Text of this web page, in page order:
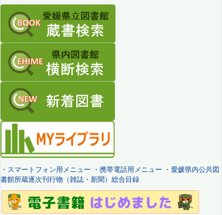
・ スマートフォン用メニュー ・ 携帯電話用メニュー ・ 愛媛県内公共図
書館所蔵逐次刊行物（雑誌・新聞）総合目録